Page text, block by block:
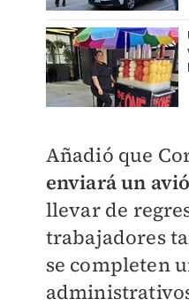
Añadió que
enviará un
llevar de
trabajadores
se completen